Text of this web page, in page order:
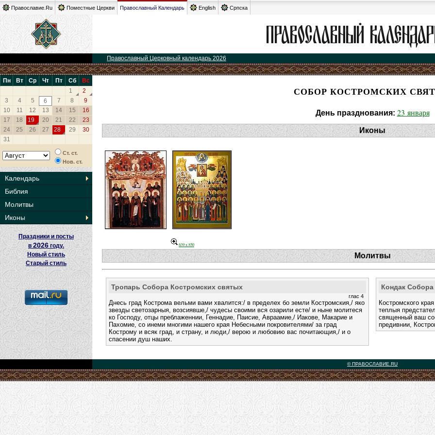
Православие.Ru Поместные Церкви Православный Календарь English Српска
Православный Церковный календарь 2026
Пн Вт Ср Чт Пт Сб
Вс
1
2
3
4 5 6 7 8
9
10
11 12 13 14 15
16
17
18 19 20 21 22
23
24
25 26 27 28 29
30
31
Ст. ст.
Нов. ст.
Календарь
Библия
Молитвы
Иконы
Праздники и посты
в2026 году.
Новый стиль
Старый стиль
СОБОР КОСТРОМСКИХ
День празднования: 23 января
Иконы
639 x 850
Молитвы
Тропарь Собора Костромских святых
глас 4
Днесь град Кострома вельми вами хвалится:/ в пределех бо земли Костромския,/ яко
звезды светозарныя, возсиявше,/ чудесы своими вся озарили есте/ и ныне молитеся
ко Господу, отцы преблаженнии, Геннадие, Паисие, Авраамие,/ Иакове, Макарие и
Пахомие, со инеми многими нашего края Небесными покровителями/ за град
Кострому и всяк град, и страну, и люди,/ верою и любовию вас почитающия,/ и о
спасении душ наших.
Кондак
Костромского
теплыя
священный ваш
предивнии,
© ПРАВОСЛАВИЕ.RU